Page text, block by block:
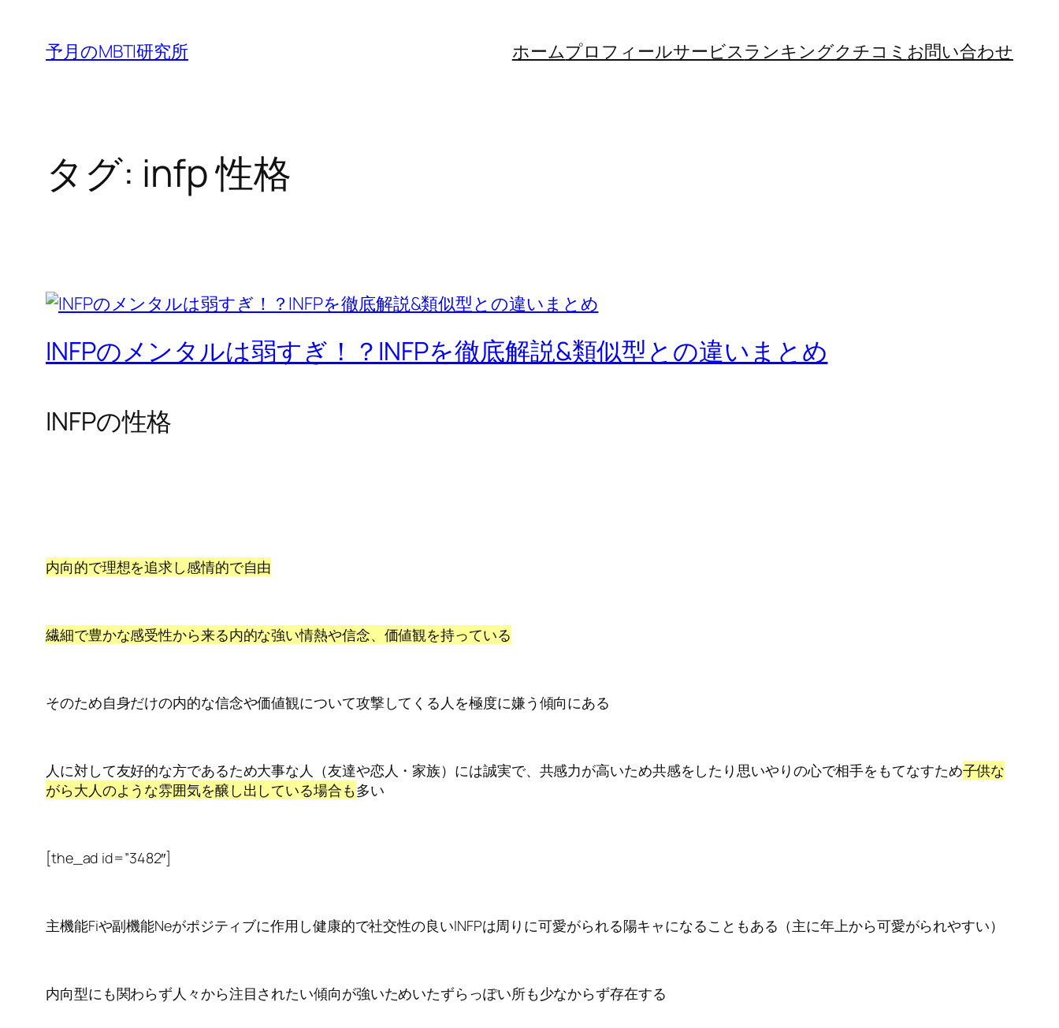
予月のMBTI研究所 ホームプロフィールサービスランキングクチコミ お問い合わせ
タグ: infp 性格
INFPのメンタルは弱すぎ！？INFPを徹底解説&類似型との違いまとめ
INFPの性格
内向的で理想を追求し感情的で自由
繊細で豊かな感受性から来る内的な強い情熱や信念、価値観を持っている
そのため自身だけの内的な信念や価値観について攻撃してくる人を極度に嫌う傾向にある
人に対して友好的な方であるため大事な人（友達や恋人・家族）には誠実で、共感力が高いため共感をしたり思いやりの心で相手をもてなすため子供な
がら大人のような雰囲気を醸し出している場合も多い
[the_ad id=”3482″]
主機能Fiや副機能Neがポジティブに作用し健康的で社交性の良いINFPは周りに可愛がられる陽キャになることもある（主に年上から可愛がられやすい）
内向型にも関わらず人々から注目されたい傾向が強いためいたずらっぽい所も少なからず存在する